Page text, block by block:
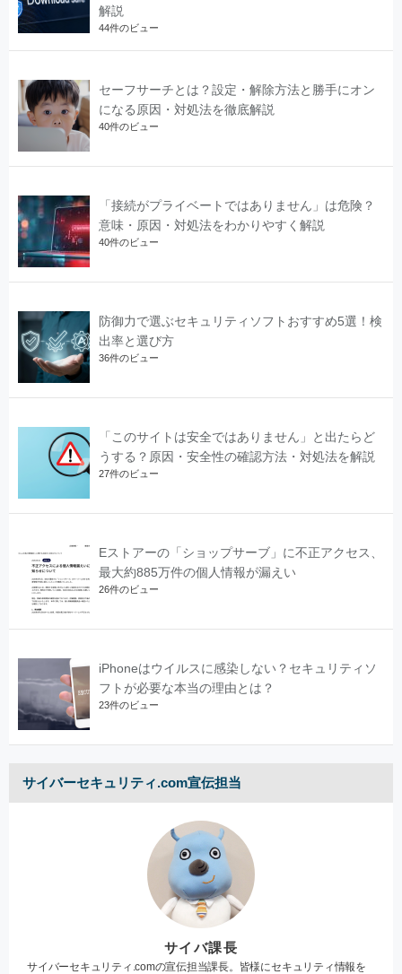
解説
44件のビュー
セーフサーチとは？設定・解除方法と勝手にオン
になる原因・対処法を徹底解説
40件のビュー
「接続がプライベートではありません」は危険？
意味・原因・対処法をわかりやすく解説
40件のビュー
防御力で選ぶセキュリティソフトおすすめ5選！検
出率と選び方
36件のビュー
「このサイトは安全ではありません」と出たらど
うする？原因・安全性の確認方法・対処法を解説
27件のビュー
Eストアーの「ショップサーブ」に不正アクセス、
最大約885万件の個人情報が漏えい
26件のビュー
iPhoneはウイルスに感染しない？セキュリティソ
フトが必要な本当の理由とは？
23件のビュー
サイバーセキュリティ.com宣伝担当
サイバ課長
サイバーセキュリティ.comの宣伝担当課長。皆様にセキュリティ情報を